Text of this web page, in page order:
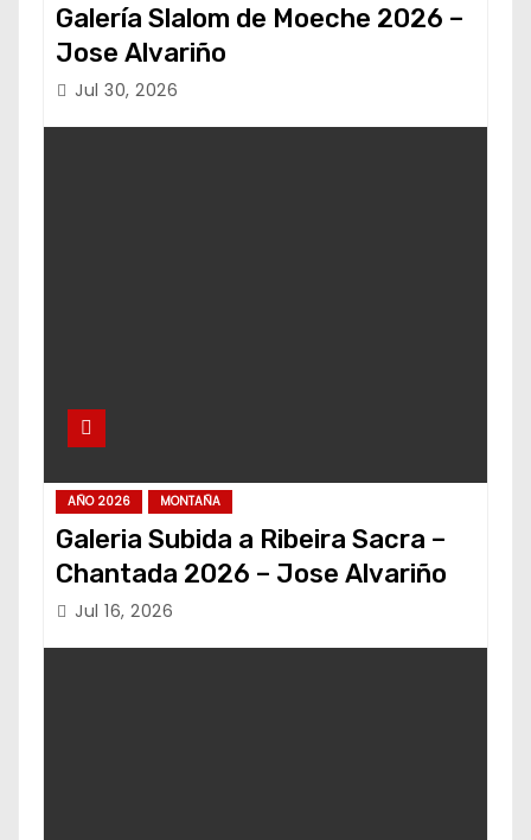
Galería Slalom de Moeche 2026 –
Jose Alvariño
Jul 30, 2026
AÑO 2026 MONTAÑA
Galeria Subida a Ribeira Sacra –
Chantada 2026 – Jose Alvariño
Jul 16, 2026